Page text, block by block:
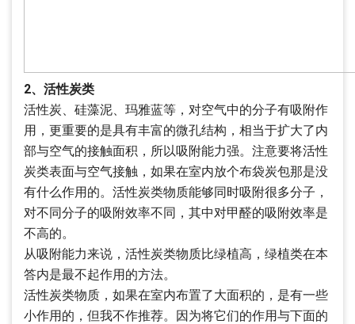
2、活性炭类
活性炭、硅藻泥、玛雅蓝等，对空气中的分子有吸附作
用，更重要的是具有丰富的微孔结构，相当于扩大了内
部与空气的接触面积，所以吸附能力强。注意要将活性
炭类表面与空气接触，如果在室内放个布袋炭包那是没
有什么作用的。活性炭类物质能够同时吸附很多分子，
对不同分子的吸附效率不同，其中对甲醛的吸附效率是
不高的。
从吸附能力来说，活性炭类物质比绿植高，绿植类在本
答内是最不起作用的方法。
活性炭类物质，如果在室内布置了大面积的，是有一些
小作用的，但我不作推荐。因为将它们的作用与下面的